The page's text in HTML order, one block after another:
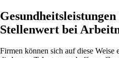
Stellenwert bei
Firmen können sich auf diese